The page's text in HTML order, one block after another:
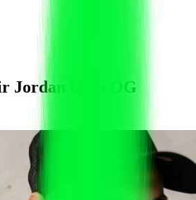
Jordan High OG